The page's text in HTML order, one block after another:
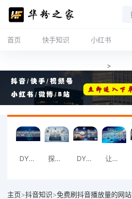
首页 快手知识 小红书
>
DY刷业务自助下单，让您的业务运营更上一 探索高效业务模式，从DY平台的自助下单开 DY刷业务升级体验：享受智能自助下单的便 让业务运营更轻松，选择DY自助下单平台。
主页>抖音知识>免费刷抖音播放量的网站